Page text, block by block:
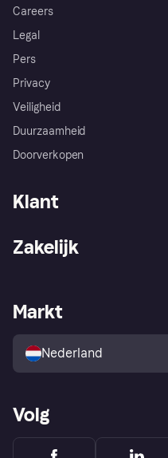
Careers
Legal
Pers
Privacy
Veiligheid
Duurzaamheid
Doorverkopen
Klant
Winkeloverzicht
Kopersbescherming voor
consumenten
Zakelijk
Zakelijke login
Markt
Nederland
Volg